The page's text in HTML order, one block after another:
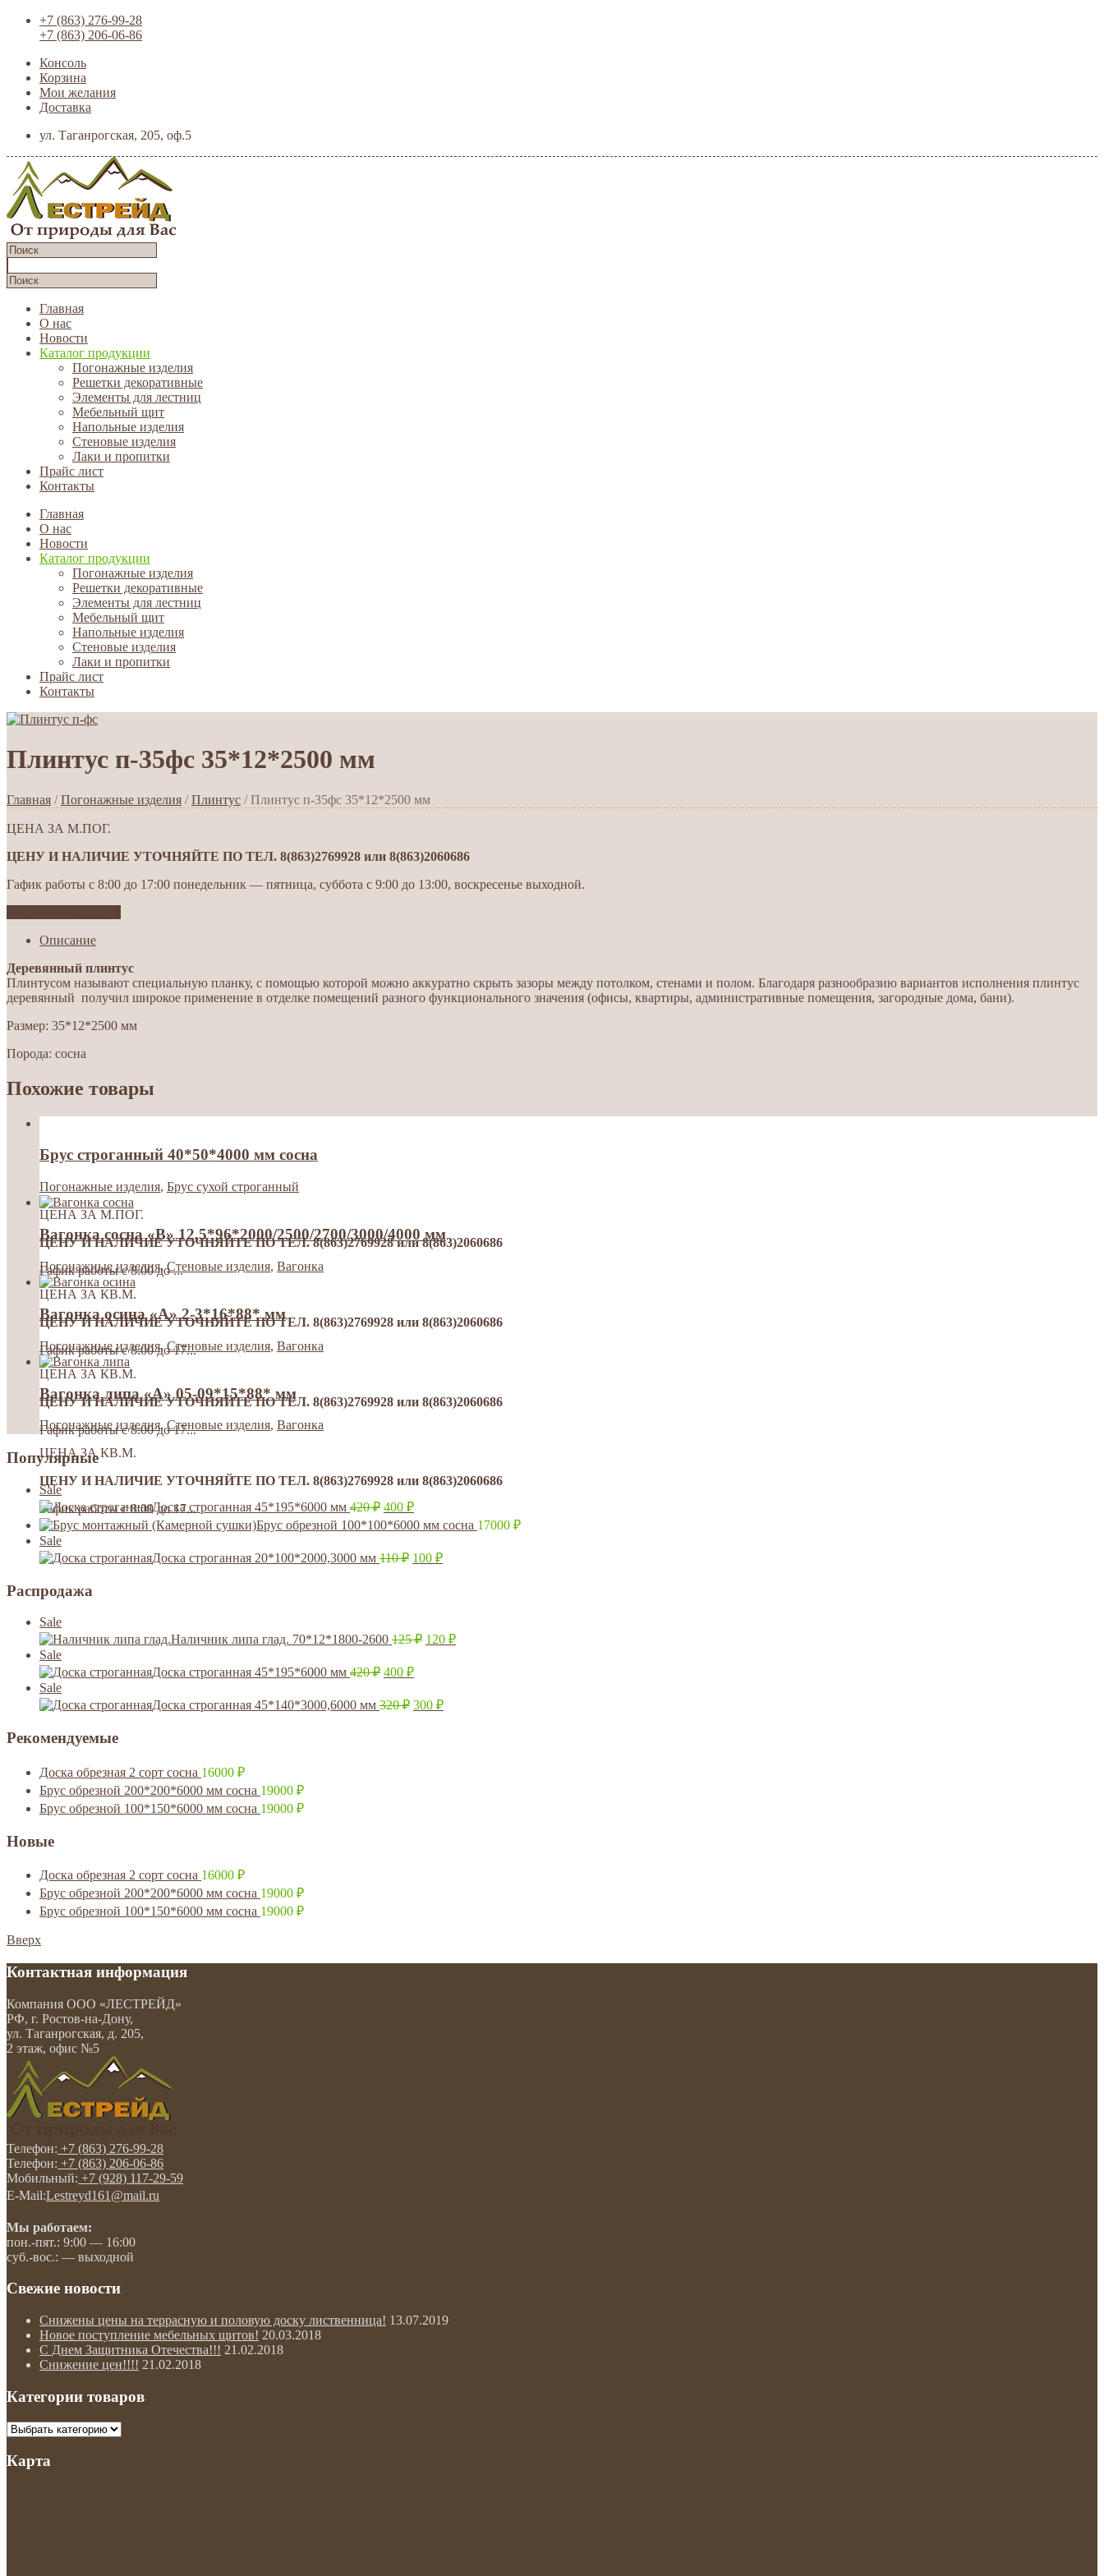
+7 (863) 276-99-28
+7 (863) 206-06-86
Консоль
Корзина
Мои желания
Доставка
ул. Таганрогская, 205, оф.5
Главная
О нас
Новости
Каталог продукции
Погонажные изделия
Решетки декоративные
Элементы для лестниц
Мебельный щит
Напольные изделия
Стеновые изделия
Лаки и пропитки
Прайс лист
Контакты
Главная
О нас
Новости
Каталог продукции
Погонажные изделия
Решетки декоративные
Элементы для лестниц
Мебельный щит
Напольные изделия
Стеновые изделия
Лаки и пропитки
Прайс лист
Контакты
Плинтус п-35фс 35*12*2500 мм
Главная /Погонажные изделия /Плинтус / Плинтус п-35фс 35*12*2500 мм
ЦЕНА ЗА М.ПОГ.
ЦЕНУ И НАЛИЧИЕ УТОЧНЯЙТЕ ПО ТЕЛ. 8(863)2769928 или 8(863)2060686
Гафик работы с 8:00 до 17:00 понедельник — пятница, суббота с 9:00 до 13:00, воскресенье выходной.
Описание
Деревянный плинтус
Плинтусом называют специальную планку, с помощью которой можно аккуратно скрыть зазоры между потолком, стенами и полом. Благодаря разнообразию вариантов исполнения плинтус
деревянный получил широкое применение в отделке помещений разного функционального значения (офисы, квартиры, административные помещения, загородные дома, бани).
Размер: 35*12*2500 мм
Порода: сосна
Похожие товары
Брус строганный 40*50*4000 мм сосна
Погонажные изделия, Брус сухой строганный
ЦЕНА ЗА М.ПОГ.
ЦЕНУ И НАЛИЧИЕ УТОЧНЯЙТЕ ПО ТЕЛ. 8(863)2769928 или 8(863)2060686
Гафик работы с 8:00 до ...
Вагонка сосна «В» 12,5*96*2000/2500/2700/3000/4000 мм
Погонажные изделия,Стеновые изделия, Вагонка
ЦЕНА ЗА КВ.М.
ЦЕНУ И НАЛИЧИЕ УТОЧНЯЙТЕ ПО ТЕЛ. 8(863)2769928 или 8(863)2060686
Гафик работы с 8:00 до 17...
Вагонка осина «А» 2-3*16*88* мм
Погонажные изделия,Стеновые изделия, Вагонка
ЦЕНА ЗА КВ.М.
ЦЕНУ И НАЛИЧИЕ УТОЧНЯЙТЕ ПО ТЕЛ. 8(863)2769928 или 8(863)2060686
Гафик работы с 8:00 до 17...
Вагонка липа «А» 05-09*15*88* мм
Погонажные изделия,Стеновые изделия, Вагонка
ЦЕНА ЗА КВ.М.
ЦЕНУ И НАЛИЧИЕ УТОЧНЯЙТЕ ПО ТЕЛ. 8(863)2769928 или 8(863)2060686
Гафик работы с 8:00 до 17...
Популярные
Sale
Доска строганная 45*195*6000 мм 420₽ 400 ₽
Брус обрезной 100*100*6000 мм сосна 17000 ₽
Sale
Доска строганная 20*100*2000,3000 мм 110₽ 100 ₽
Распродажа
Sale
Наличник липа глад. 70*12*1800-2600 125₽ 120 ₽
Sale
Доска строганная 45*195*6000 мм 420₽ 400 ₽
Sale
Доска строганная 45*140*3000,6000 мм 320₽ 300 ₽
Рекомендуемые
Доска обрезная 2 сорт сосна 16000 ₽
Брус обрезной 200*200*6000 мм сосна 19000 ₽
Брус обрезной 100*150*6000 мм сосна 19000 ₽
Новые
Доска обрезная 2 сорт сосна 16000 ₽
Брус обрезной 200*200*6000 мм сосна 19000 ₽
Брус обрезной 100*150*6000 мм сосна 19000 ₽
Вверх
Контактная информация
Компания ООО «ЛЕСТРЕЙД»
РФ, г. Ростов-на-Дону,
ул. Таганрогская, д. 205,
2 этаж, офис №5
Телефон: +7 (863) 276-99-28
Телефон: +7 (863) 206-06-86
Мобильный: +7 (928) 117-29-59
E-Mail:Lestreyd161@mail.ru
Мы работаем:
пон.-пят.: 9:00 — 16:00
суб.-вос.: — выходной
Свежие новости
Снижены цены на террасную и половую доску лиственница! 13.07.2019
Новое поступление мебельных щитов! 20.03.2018
С Днем Защитника Отечества!!! 21.02.2018
Снижение цен!!!! 21.02.2018
Категории товаров
Карта